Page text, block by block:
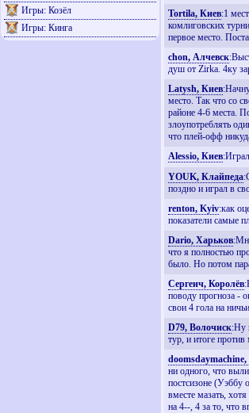
Игры: Козёл
Игры: Кинга
Tortila, Киев:1
комлиговских
первое место.
chon, Алчевск
душ от Zirka. 4ку
Latysh, Киев
место. Так что со
районе 4-6 места.
злоупотреблять
что плей-офф
Alessio, Киев
YOUK, Клайпеда
поздно и играл в
renton, Kyiv:как
показатели самые
Dario, Харьков
что я полностью
было. Но потом
Сергеич, Королёв
поводу прогноза -
свои 4 гола на
D79, Волочиск:Ну
тур, и итоге
ни одного, что
постсизоне (Уэббу
вместе мазать,
на 4--, 4 за то, что